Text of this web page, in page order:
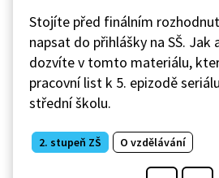
Stojíte před finálním
napsat do přihlášky na SŠ. Jak
dozvíte v tomto materiálu,
pracovní list k 5. epizodě
střední školu.
2. stupeň ZŠ O vzdělávání